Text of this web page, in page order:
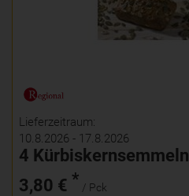
Lieferzeitraum:
10.8.2026 - 17.8.2026
4 Kürbiskernsemmeln
3,80 € * / Pck